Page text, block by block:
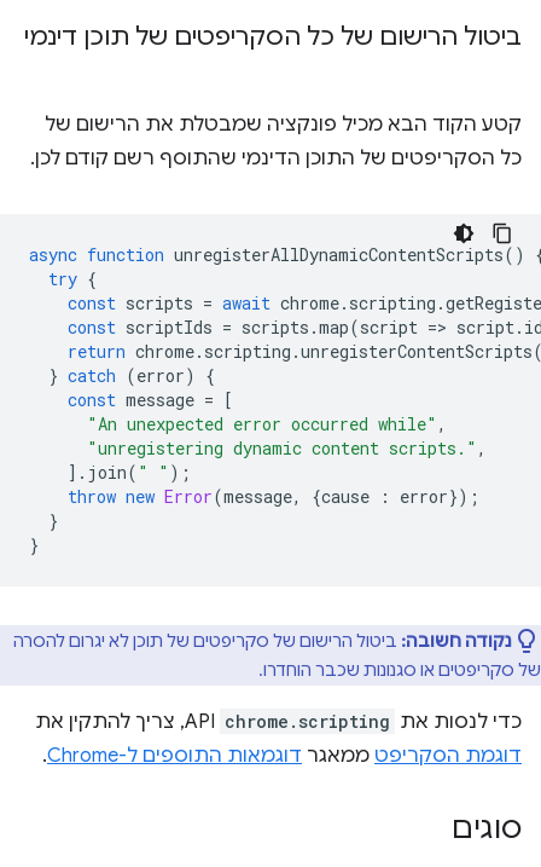
ביטול הרישום של כל הסקריפטים של תוכן דינמי
קטע הקוד הבא מכיל פונקציה שמבטלת את הרישום של
כל הסקריפטים של התוכן הדינמי שהתוסף רשם קודם לכן.
async function unregisterAllDynamicContentScripts()
try {
const scripts = await chrome. scripting .
const scriptIds = scripts .map(script => script.
return chrome. scripting .unregisterContentScripts
} catch (error)
{
const message = [
"An unexpected error occurred while" ,
"unregistering dynamic content scripts." ,
]. join( " " );
throw new Error(message, {cause : error});
}
}
נקודה חשובה: ביטול הרישום של סקריפטים של תוכן לא יגרום להסרה
של סקריפטים או סגנונות שכבר הוחדרו.
כדי לנסות את chrome.scripting
דוגמת הסקריפט ממאגר דוגמאות התוספים ל-Chrome .
סוגים